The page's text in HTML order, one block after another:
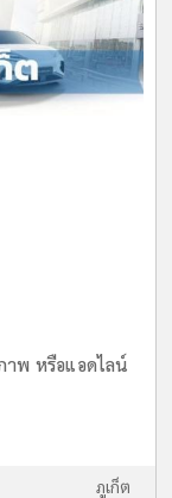
าพ หรือแอดไลน์
ภูเก็ต